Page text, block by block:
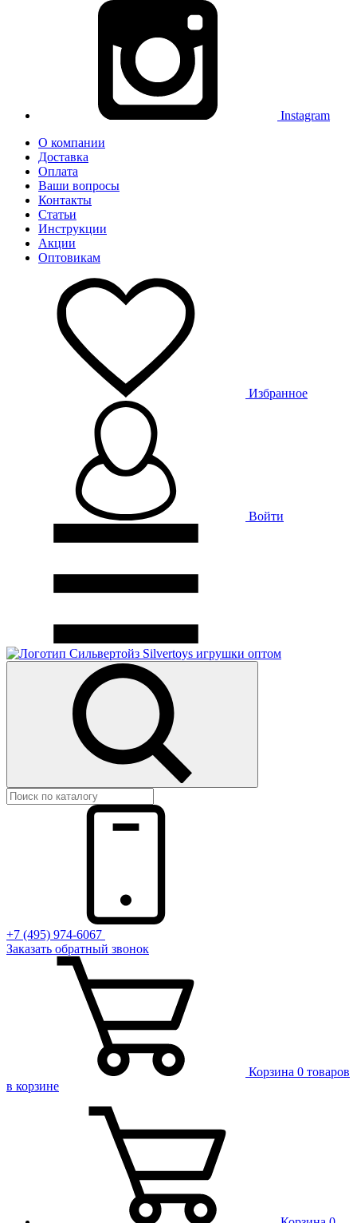
Instagram
О компании
Доставка
Оплата
Ваши вопросы
Контакты
Статьи
Инструкции
Акции
Оптовикам
Избранное
Войти
+7 (495) 974-6067
Заказать обратный звонок
Корзина 0 товаров
в корзине